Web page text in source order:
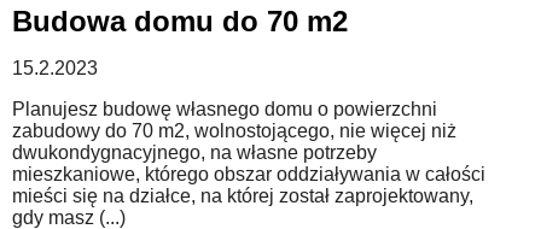
Budowa domu do 70 m2
15.2.2023
Planujesz budowę własnego domu o powierzchni
zabudowy do 70 m2, wolnostojącego, nie więcej niż
dwukondygnacyjnego, na własne potrzeby
mieszkaniowe, którego obszar oddziaływania w całości
mieści się na działce, na której został zaprojektowany,
gdy masz (...)